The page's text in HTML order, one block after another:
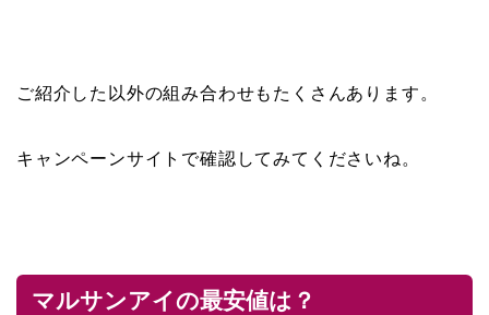
ご紹介した以外の組み合わせもたくさんあります。
キャンペーンサイトで確認してみてくださいね。
マルサンアイの最安値は？